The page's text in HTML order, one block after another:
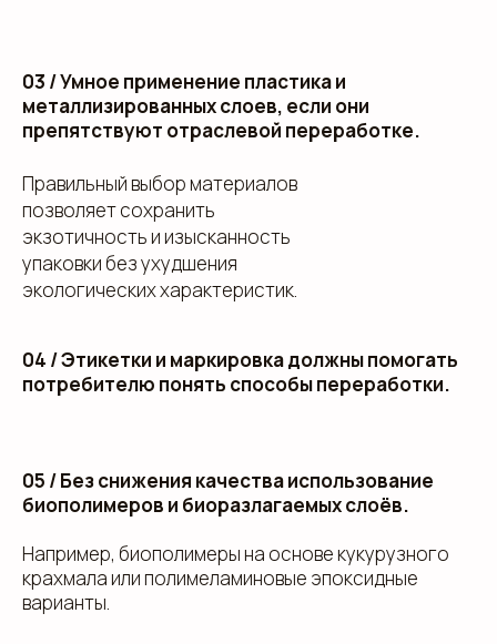
03 / Умное применение пластика и
металлизированных слоев, если они
препятствуют отраслевой переработке.
Правильный выбор материалов
позволяет сохранить
экзотичность и изысканность
упаковки без ухудшения
экологических характеристик.
04 / Этикетки и маркировка должны помогать
потребителю понять способы переработки.
05 /Без снижения качества использование
биополимеров и биоразлагаемых слоёв.
Например, биополимеры на основе кукурузного
крахмала или полимеламиновые эпоксидные
варианты.